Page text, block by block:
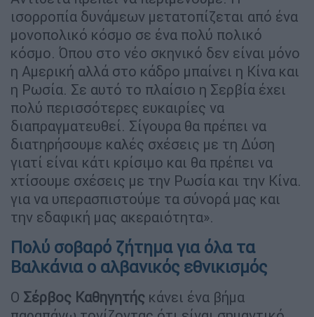
ισορροπία δυνάμεων μετατοπίζεται από ένα
μονοπολικό κόσμο σε ένα πολύ πολικό
κόσμο. Όπου στο νέο σκηνικό δεν είναι μόνο
η Αμερική αλλά στο κάδρο μπαίνει η Κίνα και
η Ρωσία. Σε αυτό το πλαίσιο η Σερβία έχει
πολύ περισσότερες ευκαιρίες να
διαπραγματευθεί. Σίγουρα θα πρέπει να
διατηρήσουμε καλές σχέσεις με τη Δύση
γιατί είναι κάτι κρίσιμο και θα πρέπει να
χτίσουμε σχέσεις με την Ρωσία και την Κίνα.
για να υπερασπιστούμε τα σύνορά μας και
την εδαφική μας ακεραιότητα».
Πολύ σοβαρό ζήτημα για όλα τα
Βαλκάνια ο αλβανικός εθνικισμός
Ο Σέρβος Καθηγητής κάνει ένα βήμα